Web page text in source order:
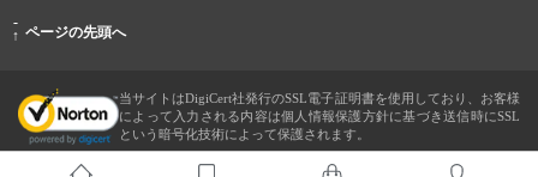
-
↑ ページの先頭へ
当サイトはDigiCert社発行のSSL電子証明書を使用しており、お客様
によって入力される内容は個人情報保護方針に基づき送信時にSSL
という暗号化技術によって保護されます。